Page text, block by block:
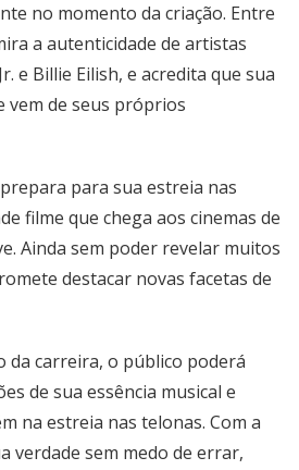
no momento da criação. Entre
a autenticidade de artistas
e Billie Eilish, e acredita que sua
vem de seus próprios
para sua estreia nas
filme que chega aos cinemas de
Ainda sem poder revelar muitos
destacar novas facetas de
da carreira, o público poderá
de sua essência musical e
na estreia nas telonas. Com a
verdade sem medo de errar,